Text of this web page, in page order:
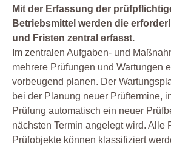
Mit der Erfassung der
Betriebsmittel werden die
und Fristen zentral erfasst.
Im zentralen Aufgaben- und
mehrere Prüfungen und Wartungen
vorbeugend planen. Der
bei der Planung neuer Prüftermine,
Prüfung automatisch ein neuer
nächsten Termin angelegt wird. Alle
Prüfobjekte können klassifiziert